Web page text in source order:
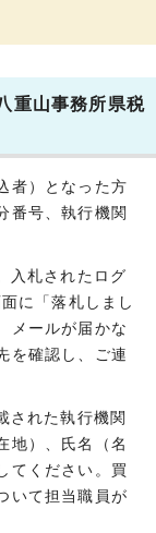
重山事務所県税
者）となった方
番号、執行機関
入札されたログ
に「落札しまし
メールが届かな
を確認し、ご連
された執行機関
地）、氏名（名
てください。買
いて担当職員が